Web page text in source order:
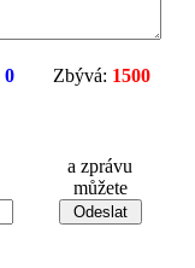
0 Zbývá: 1500
a zprávu
můžete